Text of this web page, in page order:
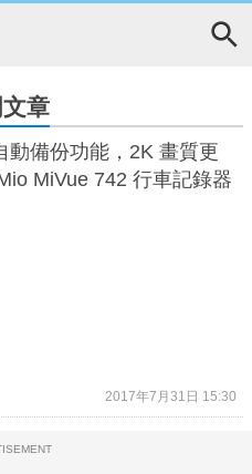
章
動備份功能，2K 畫質更
MiVue 742 行車記錄器
2017年7月31日 15:30